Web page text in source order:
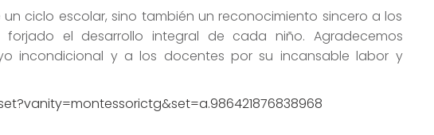
ciclo escolar, sino también un reconocimiento sincero a los
el desarrollo integral de cada niño. Agradecemos
incondicional y a los docentes por su incansable labor y